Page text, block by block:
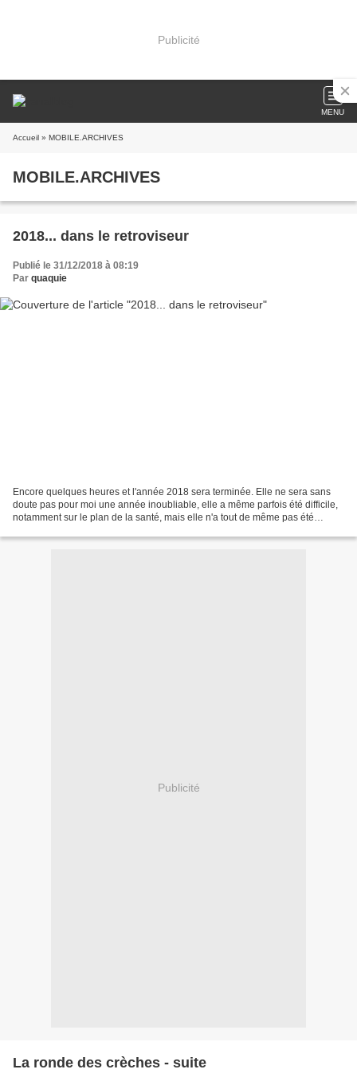
Publicité
MENU
Accueil » MOBILE.ARCHIVES
MOBILE.ARCHIVES
2018... dans le retroviseur
Publié le 31/12/2018 à 08:19
Par quaquie
Encore quelques heures et l'année 2018 sera terminée. Elle ne sera sans
doute pas pour moi une année inoubliable, elle a même parfois été difficile,
notamment sur le plan de la santé, mais elle n'a tout de même pas été
Publicité
La ronde des crèches - suite